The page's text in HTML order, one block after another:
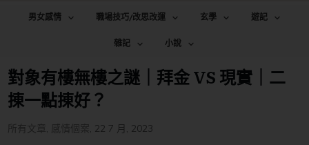
男女感情 職場技巧/改思改運 玄學
遊記
雜記
小說
對象有樓無樓之謎｜拜金 VS 現實｜二
㨂一點㨂好？
所有文章 , 感情個案, 22 7 月, 2023